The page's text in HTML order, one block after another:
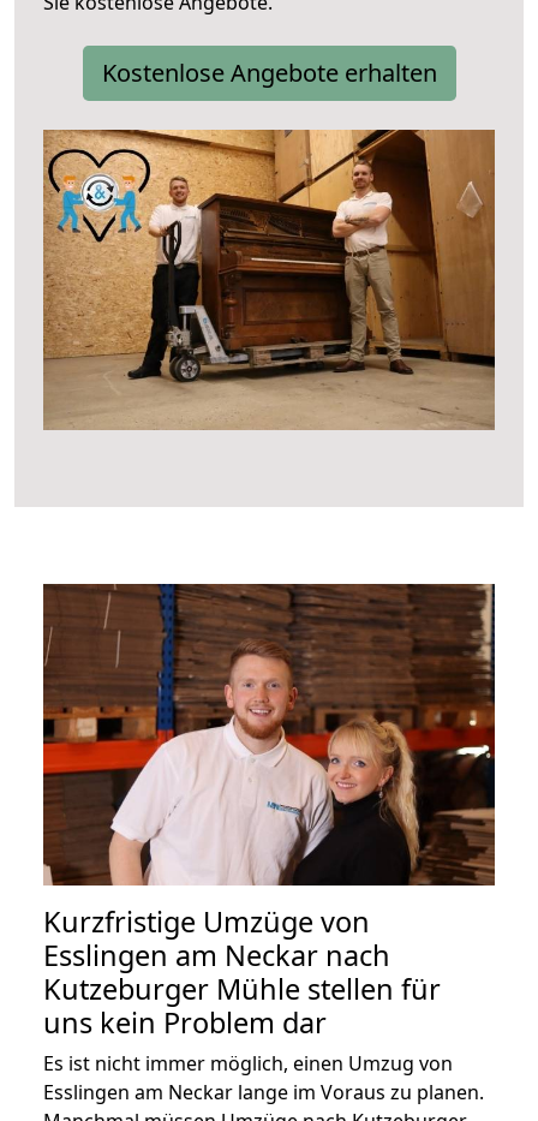
Kostenlose Angebote erhalten
Kurzfristige Umzüge von
Esslingen am Neckar nach
Kutzeburger Mühle stellen für
uns kein Problem dar
Es ist nicht immer möglich, einen Umzug von
Esslingen am Neckar lange im Voraus zu planen.